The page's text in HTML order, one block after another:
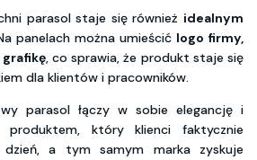
parasol staje się również idealnym
panelach można umieścić logo firmy,
grafikę, co sprawia, że produkt staje się
dla klientów i pracowników.
parasol łączy w sobie elegancję i
który klienci faktycznie
a tym samym marka zyskuje